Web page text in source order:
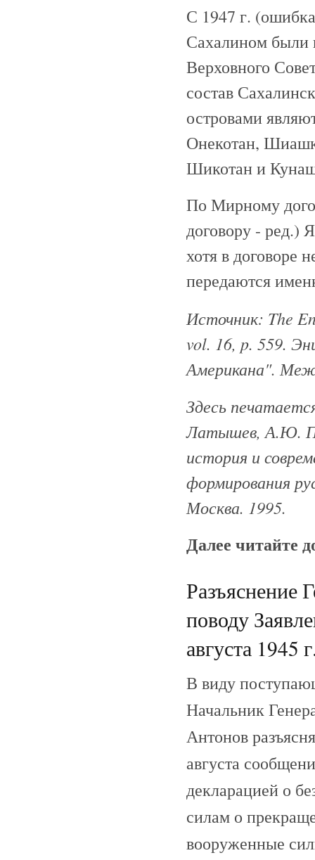
С 1947 г.
Сахалином были
Верховного
состав
островами
Онекотан,
Шикотан и
По Мирному
договору - ред.)
хотя в договоре
передаются
Источник: The
vol. 16, p. 559.
Американа".
Здесь
Латышев, А.Ю.
история и
формирования
Москва. 1995.
Далее читайте
Разъяснение
поводу
августа 1945
В виду
Начальник
Антонов
августа
декларацией о
силам о
вооруженные